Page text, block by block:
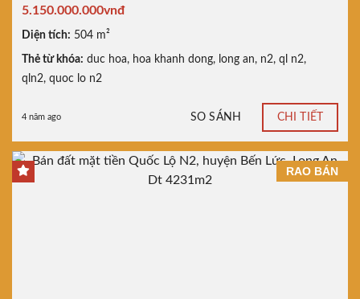
5.150.000.000vnđ
Diện tích: 504 m²
Thẻ từ khóa: duc hoa, hoa khanh dong, long an, n2, ql n2,
qln2, quoc lo n2
4 năm ago SO SÁNH CHI TIẾT
RAO BÁN